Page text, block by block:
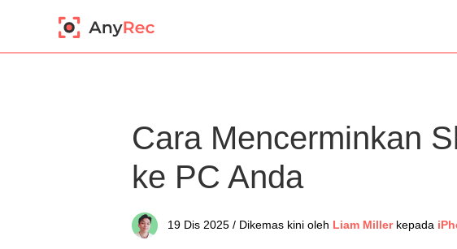
Cara Mencerminkan
ke PC Anda
19 Dis 2025 / Dikemas kini oleh Liam Millerkepada